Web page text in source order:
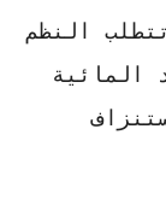
النظم
المائية